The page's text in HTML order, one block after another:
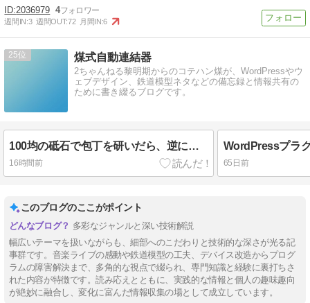
2036979 4
週間IN:3 週間OUT:72 月間IN:6
25 煤式自動連結器
2ちゃんねる黎明期からのコテハン煤が、WordPressやウ
ェブデザイン、鉄道模型ネタなどの備忘録と情報共有の
ために書き綴るブログです。
100均の砥石で包丁を研いだら、逆に切れ味が落ちた。
16時間前 65日前
このブログのここがポイント
多彩なジャンルと深い技術解説
幅広いテーマを扱いながらも、細部へのこだわりと技術的な深さが光る記
事群です。音楽ライブの感動や鉄道模型の工夫、デバイス改造からプログ
ラムの障害解決まで、多角的な視点で綴られ、専門知識と経験に裏打ちさ
れた内容が特徴です。読み応えとともに、実践的な情報と個人の趣味趣向
が絶妙に融合し、変化に富んだ情報収集の場として成立しています。